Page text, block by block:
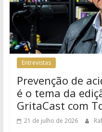
Entrevistas
Prevenção de
é o tema da
GritaCast com
21 de julho de 2026